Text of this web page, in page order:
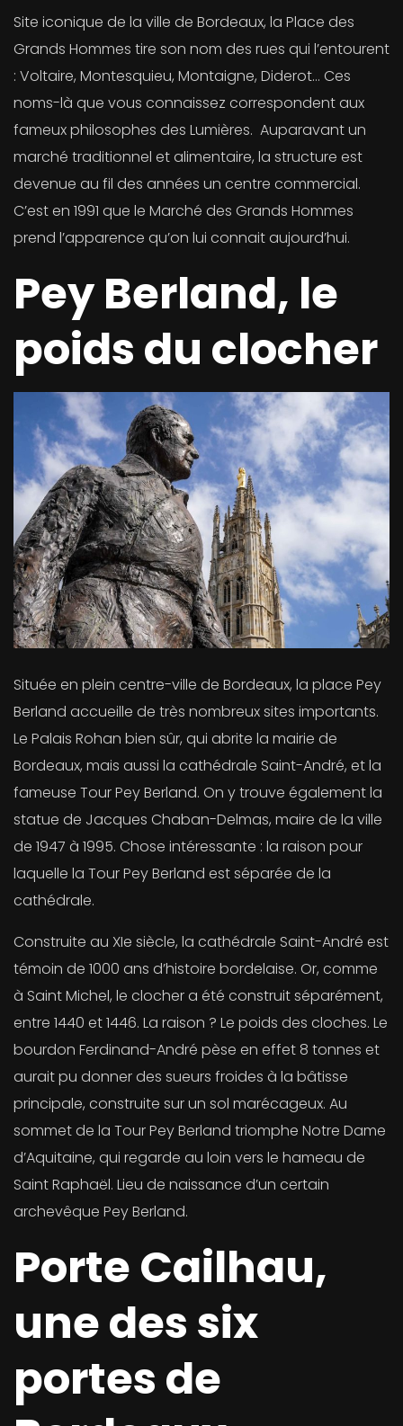
Site iconique de la ville de Bordeaux, la Place des
Grands Hommes tire son nom des rues qui l’entourent
: Voltaire, Montesquieu, Montaigne, Diderot… Ces
noms-là que vous connaissez correspondent aux
fameux philosophes des Lumières. Auparavant un
marché traditionnel et alimentaire, la structure est
devenue au fil des années un centre commercial.
C’est en 1991 que le Marché des Grands Hommes
prend l’apparence qu’on lui connait aujourd’hui.
Pey Berland, le
poids du clocher
Située en plein centre-ville de Bordeaux, la place Pey
Berland accueille de très nombreux sites importants.
Le Palais Rohan bien sûr, qui abrite la mairie de
Bordeaux, mais aussi la cathédrale Saint-André, et la
fameuse Tour Pey Berland. On y trouve également la
statue de Jacques Chaban-Delmas, maire de la ville
de 1947 à 1995. Chose intéressante : la raison pour
laquelle la Tour Pey Berland est séparée de la
cathédrale.
Construite au XIe siècle, la cathédrale Saint-André est
témoin de 1000 ans d’histoire bordelaise. Or, comme
à Saint Michel, le clocher a été construit séparément,
entre 1440 et 1446. La raison ? Le poids des cloches. Le
bourdon Ferdinand-André pèse en effet 8 tonnes et
aurait pu donner des sueurs froides à la bâtisse
principale, construite sur un sol marécageux. Au
sommet de la Tour Pey Berland triomphe Notre Dame
d’Aquitaine, qui regarde au loin vers le hameau de
Saint Raphaël. Lieu de naissance d’un certain
archevêque Pey Berland.
Porte Cailhau,
une des six
portes de